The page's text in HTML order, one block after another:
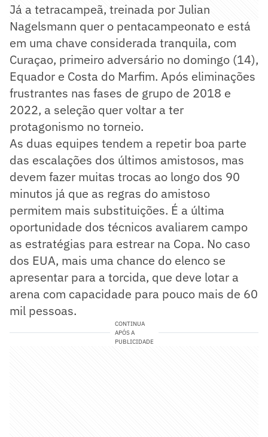
Já a tetracampeã, treinada por Julian
Nagelsmann quer o pentacampeonato e está
em uma chave considerada tranquila, com
Curaçao, primeiro adversário no domingo (14),
Equador e Costa do Marfim. Após eliminações
frustrantes nas fases de grupo de 2018 e
2022, a seleção quer voltar a ter
protagonismo no torneio.
As duas equipes tendem a repetir boa parte
das escalações dos últimos amistosos, mas
devem fazer muitas trocas ao longo dos 90
minutos já que as regras do amistoso
permitem mais substituições. É a última
oportunidade dos técnicos avaliarem campo
as estratégias para estrear na Copa. No caso
dos EUA, mais uma chance do elenco se
apresentar para a torcida, que deve lotar a
arena com capacidade para pouco mais de 60
mil pessoas.
CONTINUA
APÓS A
PUBLICIDADE